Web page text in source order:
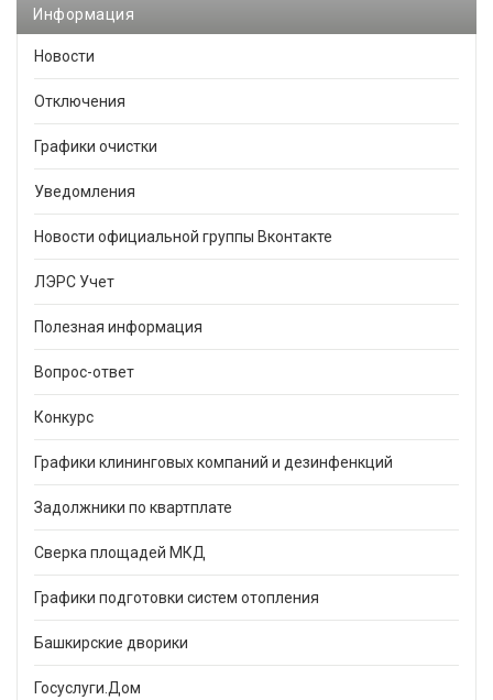
Информация
Новости
Отключения
Графики очистки
Уведомления
Новости официальной группы Вконтакте
ЛЭРС Учет
Полезная информация
Вопрос-ответ
Конкурс
Графики клининговых компаний и дезинфенкций
Задолжники по квартплате
Сверка площадей МКД
Графики подготовки систем отопления
Башкирские дворики
Госуслуги.Дом